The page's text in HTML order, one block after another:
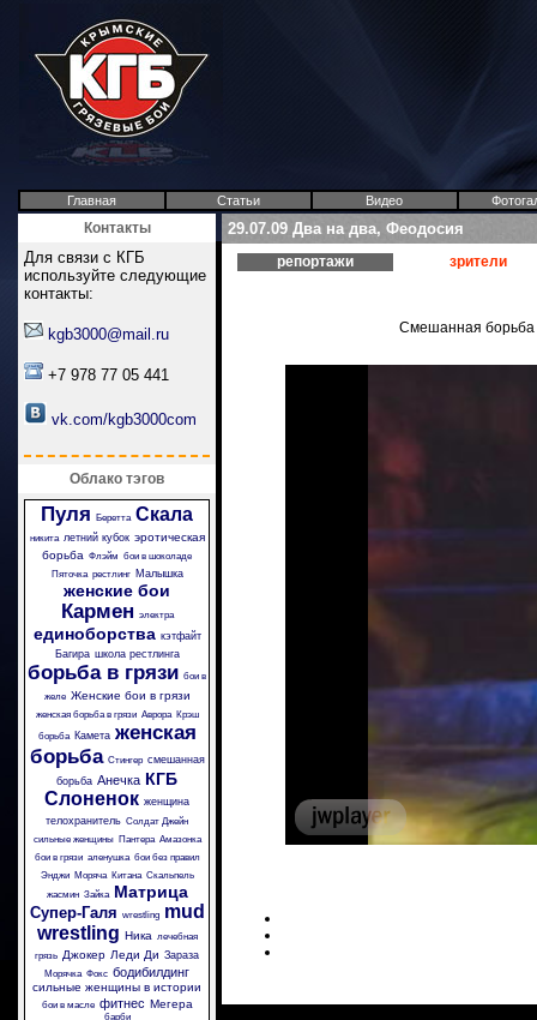
Главная Статьи Видео
Контакты
Для связи с КГБ
используйте следующие
контакты:
kgb3000@mail.ru
+7 978 77 05 441
vk.com/kgb3000com
Облако тэгов
Пуля Беретта Скала
никита летний кубок эротическая
борьба Флэйм бои в шоколаде
Пяточка рестлинг Малышка
женские бои
Кармен электра
единоборства кэтфайт
Багира школа рестлинга
борьба в грязи бои в
желе Женские бои в грязи
женская борьба в грязи Аврора
Крэш
борьба
Камета женская
борьба Стингер смешанная
борьба Анечка КГБ
Слоненок женщина
телохранитель Солдат Джейн
сильные женщины
Пантера Амазонка
бои в грязи аленушка бои без правил
Энджи
Моряча Китана Скальпель
жасмин Зайка Матрица
Супер-Галя wrestling
mud
wrestling Ника лечебная
грязь Джокер Леди Ди Зараза
Морячка Фокс бодибилдинг
сильные женщины в истории
бои в масле фитнес Мегера
барби
29.07.09 Два на два, Феодосия
репортажи зрители
Смешанная борьба